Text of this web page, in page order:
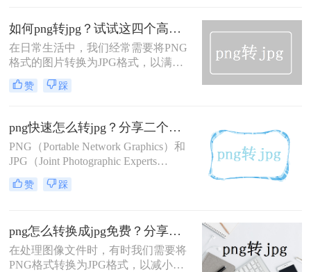
效的压缩能力，在保证可接受画质的
前提下，将文件体积大幅缩小，成为
网页发布、社交媒体分享和日常存储
的首选。因此，将PNG转换为JPG的
需求变得十分普遍——或许是为了减
小文件体积以便更快地上传和加载，
明特性。
如何png转jpg？试试这四个高效转换方法！
在日常生活中，我们经常需要将PNG
格式的图片转换为JPG格式，以满足
不同的使用场景和需求。PNG以其无
损压缩和支持透明背景的特性受到青
广泛的兼容性成为互联网上最常用的
图片格式之一。那么如何png转jpg
呢？本文将详细介绍四种将PNG转换
为JPG的方法，帮助您轻松完成图片
格式的转换。
赞 踩
png快速怎么转jpg？分享二个高效的方法！
PNG（Portable Network Graphics）和
JPG（Joint Photographic Experts
Group）是两种常见的图片格式，各
自具有不同的特点和适用场景。PNG
格式则因其压缩率高、占用空间小而
广泛用于存储照片和图像。在某些情
况下，我们可能需要将PNG图片快速
赞 踩
png怎么转换成jpg免费？分享二个高效的方法！
在处理图像文件时，有时我们需要将
PNG格式转换为JPG格式，以减小文